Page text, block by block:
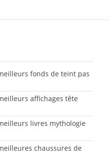
fonds de teint pas
affichages tête
livres mythologie
chaussures de